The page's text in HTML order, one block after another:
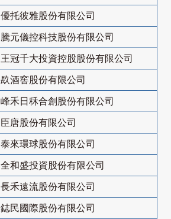
優托彼雅股份有限公司
騰元儀控科技股份有限公司
王冠千大投資控股股份有限公司
镹酒窖股份有限公司
峰禾日秝合創股份有限公司
臣唐股份有限公司
泰來環球股份有限公司
全和盛投資股份有限公司
長禾遠流股份有限公司
鋕民國際股份有限公司